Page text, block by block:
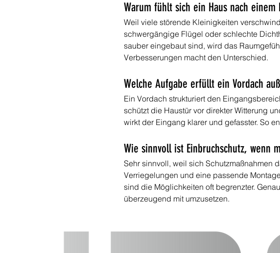
Warum fühlt sich ein Haus nach
Weil viele störende Kleinigkeiten
schwergängige Flügel oder schlechte
sauber eingebaut sind, wird das
Verbesserungen macht den Unterschied.
Welche Aufgabe erfüllt ein Vordach
Ein Vordach strukturiert den
schützt die Haustür vor direkter Witterung
wirkt der Eingang klarer und gefasster. So
Wie sinnvoll ist Einbruchschutz, wenn
Sehr sinnvoll, weil sich Schutzmaßnahmen
Verriegelungen und eine passende
sind die Möglichkeiten oft begrenzter.
überzeugend mit umzusetzen.